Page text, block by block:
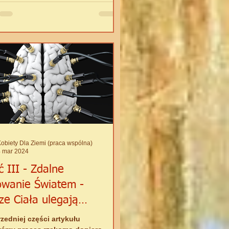
III - Zdalne
Światem -
Ciała ulegają
części artykułu
Dla Ziemi (praca wspólna)
mar 2024